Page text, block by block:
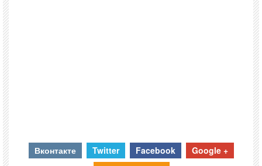
Вконтакте Twitter Facebook
Google +